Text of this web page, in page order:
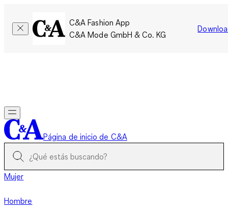
C&A Fashion App
C&A Mode GmbH & Co. KG
Página de inicio de C&A
Mujer
Hombre